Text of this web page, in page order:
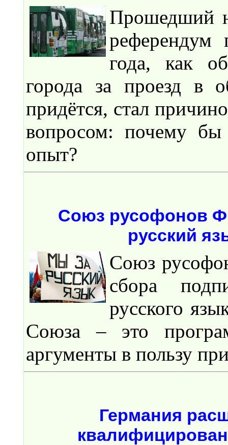
Прошедший
референдум
года, как
города за проезд в
придётся, стал
вопросом: почему бы
опыт?
Союз русофонов
русский
Союз
сбора
русского
Союза – это
аргументы в пользу
Германия